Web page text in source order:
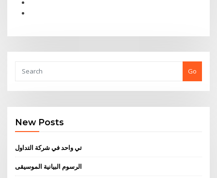
Go
New Posts
تي واحد في شركة التداول
الرسوم البيانية الموسيقى